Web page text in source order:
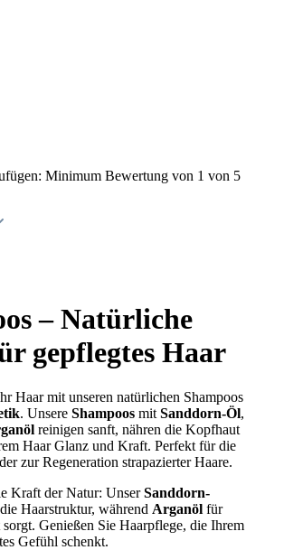
Minimum Bewertung von 1 von 5
– Natürliche
gepflegtes Haar
Haar mit unseren natürlichen Shampoos
. Unsere Shampoos mit Sanddorn-Öl,
reinigen sanft, nähren die Kopfhaut
Haar Glanz und Kraft. Perfekt für die
zur Regeneration strapazierter Haare.
Kraft der Natur: UnserSanddorn-
Haarstruktur, während Arganöl für
Genießen Sie Haarpflege, die Ihrem
Gefühl schenkt.